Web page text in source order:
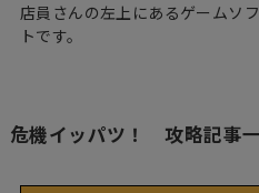
店員さんの左上にあるゲームソ
トです。
危機イッパツ！ 攻略記事